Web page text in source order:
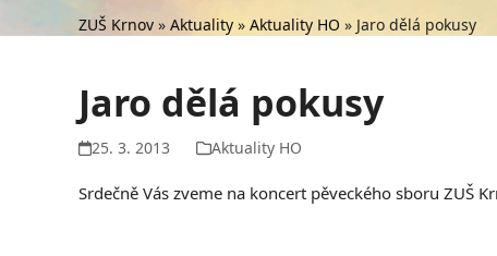
ZUŠ Krnov » Aktuality » Aktuality HO » Jaro dělá pokusy
Jaro dělá pokusy
25. 3. 2013 Aktuality HO
Srdečně Vás zveme na koncert pěveckého sboru ZUŠ